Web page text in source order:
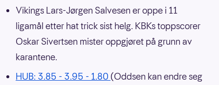
Vikings Lars-Jørgen Salvesen er oppe i 11
ligamål etter hat trick sist helg. KBKs toppscorer
Oskar Sivertsen mister oppgjøret på grunn av
karantene.
HUB: 3.85 - 3.95 - 1.80 (Oddsen kan endre seg